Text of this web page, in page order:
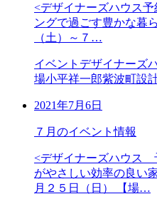
<デザイナーズハウス
ングで過ごす豊かな暮
（土）～７…
イベント デザイナーズ
場小平祥一郎紫波町設
2021年7月6日
７月のイベント情報
<デザイナーズハウス
がやさしい効率の良い
月２５日（日） 【場…